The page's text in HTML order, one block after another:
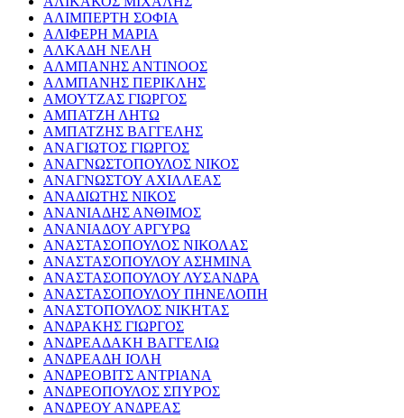
ΑΛΙΜΠΕΡΤΗ ΣΟΦΙΑ
ΑΛΙΦΕΡΗ ΜΑΡΙΑ
ΑΛΚΑΔΗ ΝΕΛΗ
ΑΛΜΠΑΝΗΣ ΑΝΤΙΝΟΟΣ
ΑΛΜΠΑΝΗΣ ΠΕΡΙΚΛΗΣ
ΑΜΟΥΤΖΑΣ ΓΙΩΡΓΟΣ
ΑΜΠΑΤΖΗ ΛΗΤΩ
ΑΜΠΑΤΖΗΣ ΒΑΓΓΕΛΗΣ
ΑΝΑΓΙΩΤΟΣ ΓΙΩΡΓΟΣ
ΑΝΑΓΝΩΣΤΟΠΟΥΛΟΣ ΝΙΚΟΣ
ΑΝΑΓΝΩΣΤΟΥ ΑΧΙΛΛΕΑΣ
ΑΝΑΔΙΩΤΗΣ ΝΙΚΟΣ
ΑΝΑΝΙΑΔΗΣ ΑΝΘΙΜΟΣ
ΑΝΑΝΙΑΔΟΥ ΑΡΓΥΡΩ
ΑΝΑΣΤΑΣΟΠΟΥΛΟΣ ΝΙΚΟΛΑΣ
ΑΝΑΣΤΑΣΟΠΟΥΛΟΥ ΑΣΗΜΙΝΑ
ΑΝΑΣΤΑΣΟΠΟΥΛΟΥ ΛΥΣΑΝΔΡΑ
ΑΝΑΣΤΑΣΟΠΟΥΛΟΥ ΠΗΝΕΛΟΠΗ
ΑΝΑΣΤΟΠΟΥΛΟΣ ΝΙΚΗΤΑΣ
ΑΝΔΡΑΚΗΣ ΓΙΩΡΓΟΣ
ΑΝΔΡΕΑΔΑΚΗ ΒΑΓΓΕΛΙΩ
ΑΝΔΡΕΑΔΗ ΙΟΛΗ
ΑΝΔΡΕΟΒΙΤΣ ΑΝΤΡΙΑΝΑ
ΑΝΔΡΕΟΠΟΥΛΟΣ ΣΠΥΡΟΣ
ΑΝΔΡΕΟΥ ΑΝΔΡΕΑΣ